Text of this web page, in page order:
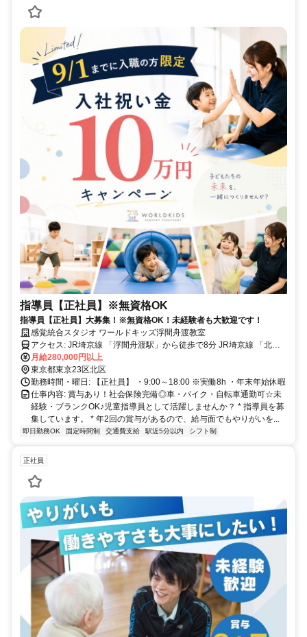
指導員【正社員】※無資格OK
指導員【正社員】大募集！※無資格OK！未経験者も大歓迎です！
感覚統合スタジオ ワールドキッズ浮間舟渡教室
アクセス: JR埼京線 「浮間舟渡駅」から徒歩で8分 JR埼京線 「北赤
羽駅」から徒歩で13分
月給280,000円以上
東京都東京23区北区
勤務時間・曜日: 【正社員】 ・9:00～18:00 ※実働8h ・年末年始休暇
仕事内容: 賞与あり！社会保険完備◎車・バイク・自転車通勤可☆未
経験・ブランクOK♪児童指導員として活躍しませんか？ * 指導員を募
集しています。 * 年2回の賞与があるので、給与面でもやりがいを...
即日勤務OK 固定時間制 交通費支給 駅近5分以内 シフト制
正社員